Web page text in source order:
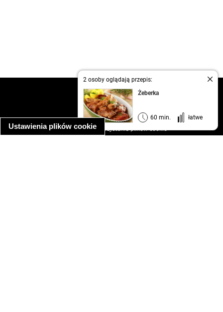
Ustawienia plików cookie
2 osoby oglądają przepis:
Żeberka
60 min. łatwe
kontakt
regulamin
informacja o prywatności
informacja o wykorzystaniu plików cookie